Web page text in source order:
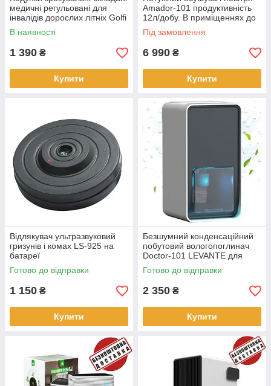
медичні регульовані для
інвалідів дорослих літніх Golfi
WR-440
В наявності
1 390 ₴
Купити
Amador-101 продуктивність
12л/добу. В приміщеннях до
70 кв.м.
Під замовлення
6 990 ₴
Купити
Відлякувач ультразвуковий
гризунів і комах LS-925 на
батареї
Готово до відправки
1 150 ₴
Купити
Безшумний конденсаційний
побутовий вологопоглинач
Doctor-101 LEVANTE для
квартири з об'ємом бака 1,2
л і функцією нічника (CS3)
Готово до відправки
2 350 ₴
Купити